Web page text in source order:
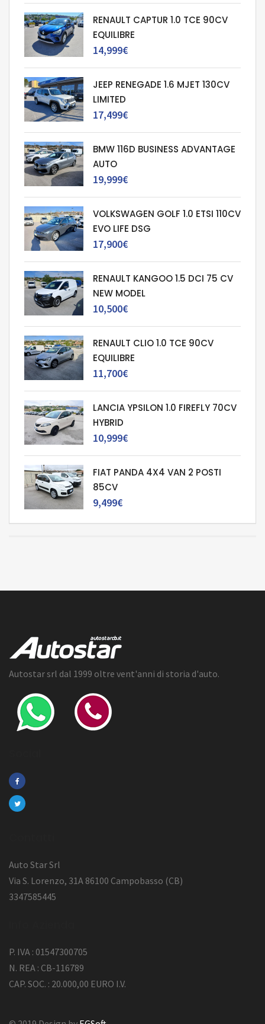
RENAULT CAPTUR 1.0 TCE 90CV
EQUILIBRE
14,999€
JEEP RENEGADE 1.6 MJET 130CV
LIMITED
17,499€
BMW 116D BUSINESS ADVANTAGE
AUTO
19,999€
VOLKSWAGEN GOLF 1.0 ETSI 110CV
EVO LIFE DSG
17,900€
RENAULT KANGOO 1.5 DCI 75 CV
NEW MODEL
10,500€
RENAULT CLIO 1.0 TCE 90CV
EQUILIBRE
11,700€
LANCIA YPSILON 1.0 FIREFLY 70CV
HYBRID
10,999€
FIAT PANDA 4X4 VAN 2 POSTI
85CV
9,499€
Autostar srl dal 1999 oltre vent'anni di storia d'auto.
Auto Star Srl
Via S. Lorenzo, 31A 86100 Campobasso (CB)
3347585445
P. IVA : 01547300705
N. REA : CB-116789
CAP. SOC. : 20.000,00 EURO I.V.